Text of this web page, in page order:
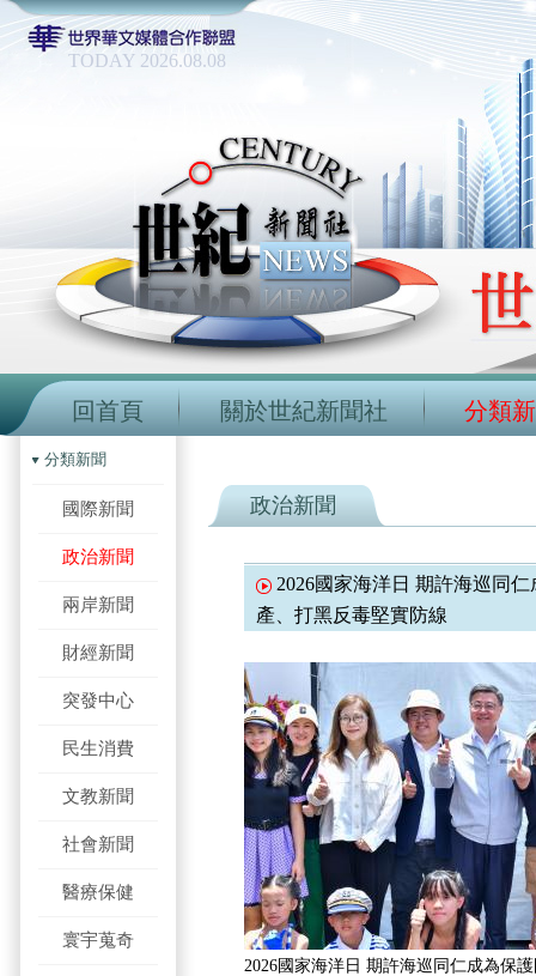
TODAY 2026.08.08
回首頁 關於世紀新聞社 分類
分類新聞
國際新聞
政治新聞
兩岸新聞
財經新聞
突發中心
民生消費
文教新聞
社會新聞
醫療保健
寰宇蒐奇
政治新聞
2026國家海洋日 期許海巡同
產、打黑反毒堅實防線
2026國家海洋日 期許海巡同仁成為保